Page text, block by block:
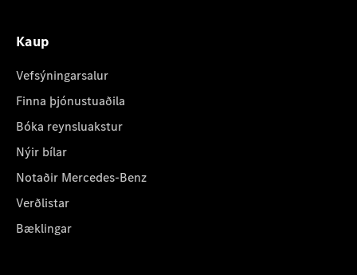
Kaup
Vefsýningarsalur
Finna þjónustuaðila
Bóka reynsluakstur
Nýir bílar
Notaðir Mercedes-Benz
Verðlistar
Bæklingar